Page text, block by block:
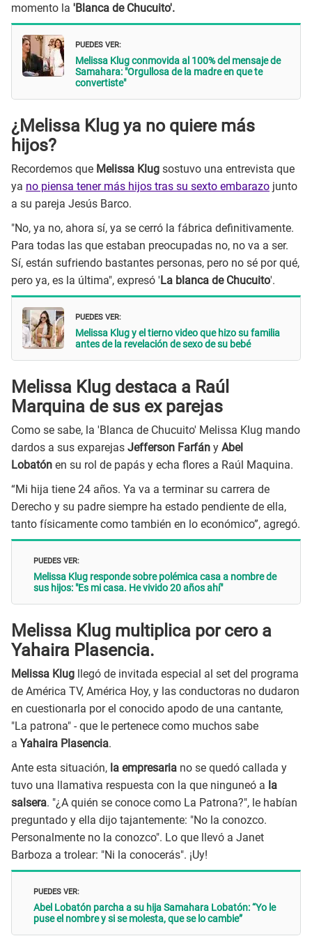
momento la 'Blanca de Chucuito'.
PUEDES VER:
Melissa Klug conmovida al 100% del mensaje de
Samahara: "Orgullosa de la madre en que te
convertiste"
¿Melissa Klug ya no quiere más
hijos?
Recordemos que Melissa Klug sostuvo una entrevista que
ya no piensa tener más hijos tras su sexto embarazo junto
a su pareja Jesús Barco.
"No, ya no, ahora sí, ya se cerró la fábrica definitivamente.
Para todas las que estaban preocupadas no, no va a ser.
Sí, están sufriendo bastantes personas, pero no sé por qué,
pero ya, es la última", expresó 'La blanca de Chucuito'.
PUEDES VER:
Melissa Klug y el tierno video que hizo su familia
antes de la revelación de sexo de su bebé
Melissa Klug destaca a Raúl
Marquina de sus ex parejas
Como se sabe, la 'Blanca de Chucuito' Melissa Klug mando
dardos a sus exparejas Jefferson Farfán y Abel
Lobatón en su rol de papás y echa flores a Raúl Maquina.
“Mi hija tiene 24 años. Ya va a terminar su carrera de
Derecho y su padre siempre ha estado pendiente de ella,
tanto físicamente como también en lo económico”, agregó.
PUEDES VER:
Melissa Klug responde sobre polémica casa a nombre de
sus hijos: "Es mi casa. He vivido 20 años ahí"
Melissa Klug multiplica por cero a
Yahaira Plasencia.
Melissa Klug
llegó de invitada especial al set del programa
de América TV, América Hoy, y las conductoras no dudaron
en cuestionarla por el conocido apodo de una cantante,
"La patrona" - que le pertenece como muchos sabe
a Yahaira Plasencia.
Ante esta situación, la empresaria no se quedó callada y
tuvo una llamativa respuesta con la que ninguneó a la
salsera. "¿A quién se conoce como La Patrona?", le habían
preguntado y ella dijo tajantemente: "No la conozco.
Personalmente no la conozco". Lo que llevó a Janet
Barboza a trolear: "Ni la conocerás". ¡Uy!
PUEDES VER:
Abel Lobatón parcha a su hija Samahara Lobatón: “Yo le
puse el nombre y si se molesta, que se lo cambie”